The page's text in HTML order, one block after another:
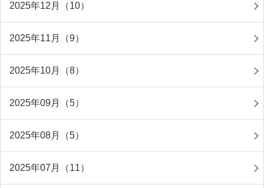
2025年12月（10）
2025年11月（9）
2025年10月（8）
2025年09月（5）
2025年08月（5）
2025年07月（11）